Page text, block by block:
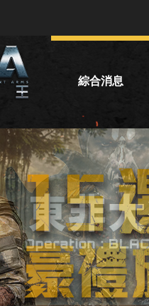
綜合消息
系統公告
熱門話題投票